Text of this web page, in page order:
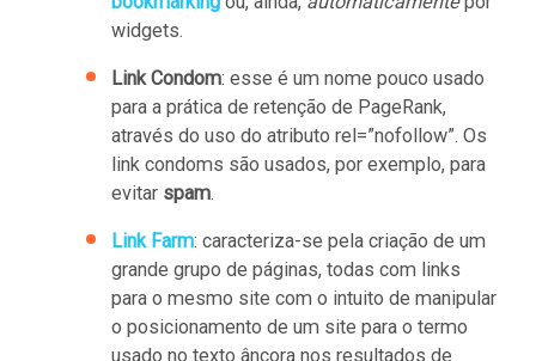
widgets.
Link Condom: esse é um nome pouco usado
para a prática de retenção de PageRank,
através do uso do atributo rel=”nofollow”. Os
link condoms são usados, por exemplo, para
evitar spam.
Link Farm: caracteriza-se pela criação de um
grande grupo de páginas, todas com links
para o mesmo site com o intuito de manipular
o posicionamento de um site para o termo
usado no texto âncora nos resultados de